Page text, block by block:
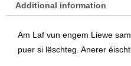
engem
dee
Gléck
Additional information
Am Laf vun engem Liewe
puer si lëschteg. Anerer